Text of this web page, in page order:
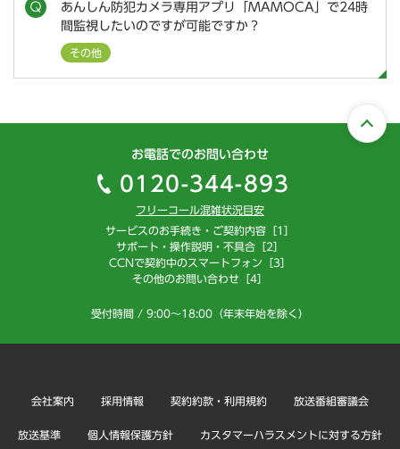
あんしん防犯カメラ専用アプリ「MAMOCA」で24時
間監視したいのですが可能ですか？
その他
お電話でのお問い合わせ
0120-344-893
フリーコール混雑状況目安
サービスのお手続き・ご契約内容［1］
サポート・操作説明・不具合［2］
CCNで契約中のスマートフォン［3］
その他のお問い合わせ［4］
受付時間 / 9:00～18:00（年末年始を除く）
会社案内 採用情報 契約約款・利用規約 放送番組審議会
放送基準 個人情報保護方針 カスタマーハラスメントに対する方針